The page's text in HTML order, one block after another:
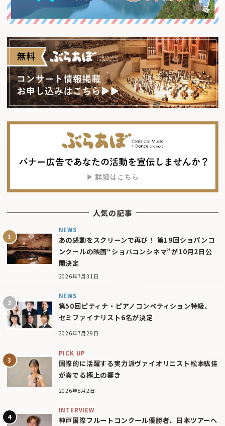
人気の記事
NEWS
あの感動をスクリーンで再び！ 第19回ショパンコ
ンクールの映画“ショパコンシネマ”が10月2日公
開決定
2026年7月31日
NEWS
第50回ピティナ・ピアノコンペティション特級、
セミファイナリスト6名が決定
2026年7月29日
PICK UP
国際的に活躍する実力派ヴァイオリニスト松本紘佳
が奏でる極上の響き
2026年8月2日
INTERVIEW
神戸国際フルートコンクール優勝者、日本ツアーへ